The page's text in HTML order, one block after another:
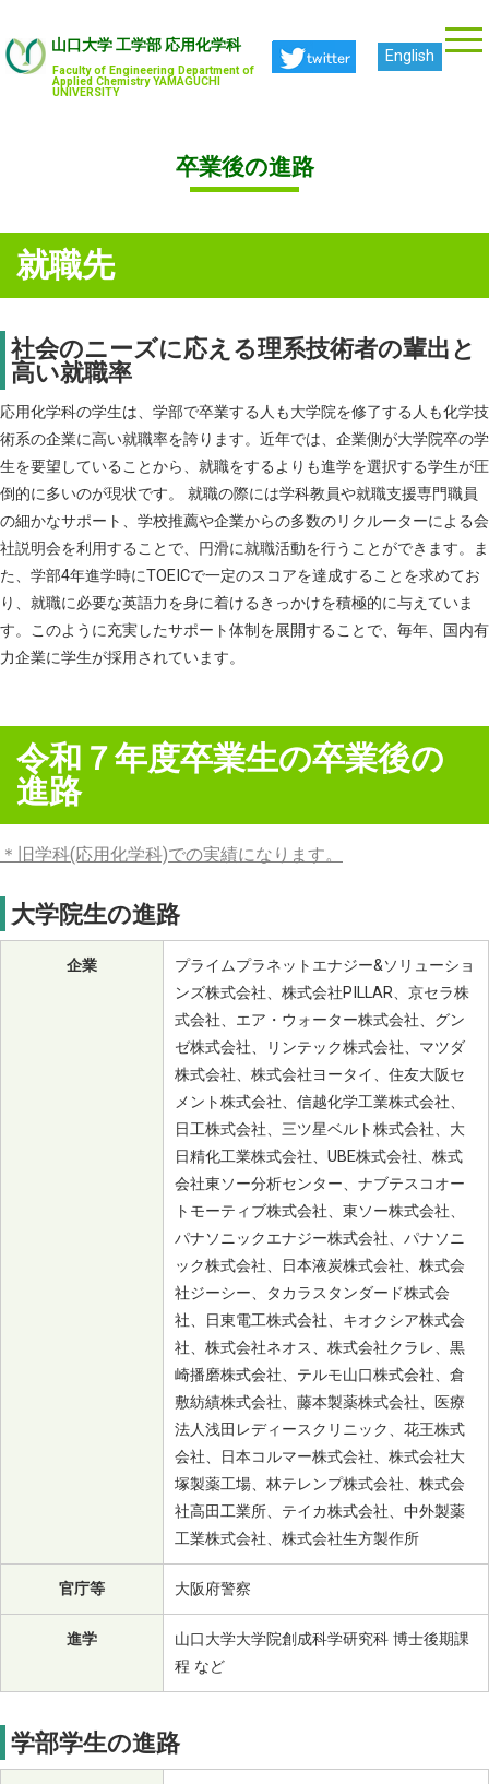
山口大学 工学部 応用化学科
Faculty of Engineering Department of
Applied Chemistry YAMAGUCHI
UNIVERSITY
English
卒業後の進路
就職先
社会のニーズに応える理系技術者の輩出と
高い就職率
応用化学科の学生は、学部で卒業する人も大学院を修了する人も化学技
術系の企業に高い就職率を誇ります。近年では、企業側が大学院卒の学
生を要望していることから、就職をするよりも進学を選択する学生が圧
倒的に多いのが現状です。 就職の際には学科教員や就職支援専門職員
の細かなサポート、学校推薦や企業からの多数のリクルーターによる会
社説明会を利用することで、円滑に就職活動を行うことができます。ま
た、学部4年進学時にTOEICで一定のスコアを達成することを求めてお
り、就職に必要な英語力を身に着けるきっかけを積極的に与えていま
す。このように充実したサポート体制を展開することで、毎年、国内有
力企業に学生が採用されています。
令和７年度卒業生の卒業後の
進路
＊旧学科(応用化学科)での実績になります。
大学院生の進路
企業
プライムプラネットエナジー&ソリューショ
ンズ株式会社、株式会社PILLAR、京セラ株
式会社、エア・ウォーター株式会社、グン
ゼ株式会社、リンテック株式会社、マツダ
株式会社、株式会社ヨータイ、住友大阪セ
メント株式会社、信越化学工業株式会社、
日工株式会社、三ツ星ベルト株式会社、大
日精化工業株式会社、UBE株式会社、株式
会社東ソー分析センター、ナブテスコオー
トモーティブ株式会社、東ソー株式会社、
パナソニックエナジー株式会社、パナソニ
ック株式会社、日本液炭株式会社、株式会
社ジーシー、タカラスタンダード株式会
社、日東電工株式会社、キオクシア株式会
社、株式会社ネオス、株式会社クラレ、黒
崎播磨株式会社、テルモ山口株式会社、倉
敷紡績株式会社、藤本製薬株式会社、医療
法人浅田レディースクリニック、花王株式
会社、日本コルマー株式会社、株式会社大
塚製薬工場、林テレンプ株式会社、株式会
社高田工業所、テイカ株式会社、中外製薬
工業株式会社、株式会社生方製作所
官庁等 大阪府警察
進学
山口大学大学院創成科学研究科 博士後期課
程 など
学部学生の進路